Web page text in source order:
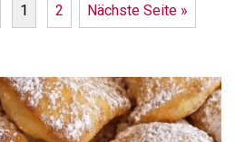
1 2 Nächste Seite »